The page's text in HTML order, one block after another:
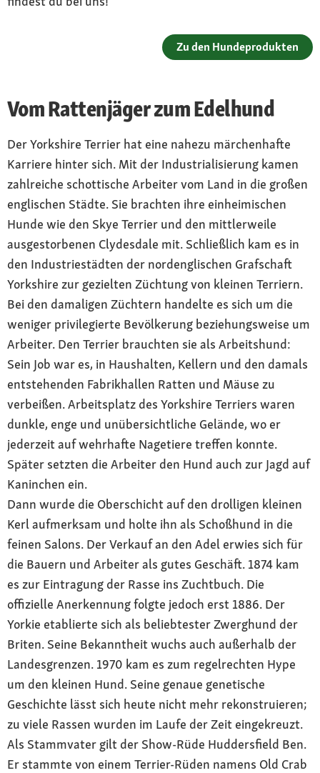
Zu den Hundeprodukten
Vom Rattenjäger zum Edelhund
Der Yorkshire Terrier hat eine nahezu märchenhafte
Karriere hinter sich. Mit der Industrialisierung kamen
zahlreiche schottische Arbeiter vom Land in die großen
englischen Städte. Sie brachten ihre einheimischen
Hunde wie den Skye Terrier und den mittlerweile
ausgestorbenen Clydesdale mit. Schließlich kam es in
den Industriestädten der nordenglischen Grafschaft
Yorkshire zur gezielten Züchtung von kleinen Terriern.
Bei den damaligen Züchtern handelte es sich um die
weniger privilegierte Bevölkerung beziehungsweise um
Arbeiter. Den Terrier brauchten sie als Arbeitshund:
Sein Job war es, in Haushalten, Kellern und den damals
entstehenden Fabrikhallen Ratten und Mäuse zu
verbeißen. Arbeitsplatz des Yorkshire Terriers waren
dunkle, enge und unübersichtliche Gelände, wo er
jederzeit auf wehrhafte Nagetiere treffen konnte.
Später setzten die Arbeiter den Hund auch zur Jagd auf
Kaninchen ein.
Dann wurde die Oberschicht auf den drolligen kleinen
Kerl aufmerksam und holte ihn als Schoßhund in die
feinen Salons. Der Verkauf an den Adel erwies sich für
die Bauern und Arbeiter als gutes Geschäft. 1874 kam
es zur Eintragung der Rasse ins Zuchtbuch. Die
offizielle Anerkennung folgte jedoch erst 1886. Der
Yorkie etablierte sich als beliebtester Zwerghund der
Briten. Seine Bekanntheit wuchs auch außerhalb der
Landesgrenzen. 1970 kam es zum regelrechten Hype
um den kleinen Hund. Seine genaue genetische
Geschichte lässt sich heute nicht mehr rekonstruieren;
zu viele Rassen wurden im Laufe der Zeit eingekreuzt.
Als Stammvater gilt der Show-Rüde Huddersfield Ben.
Er stammte von einem Terrier-Rüden namens Old Crab